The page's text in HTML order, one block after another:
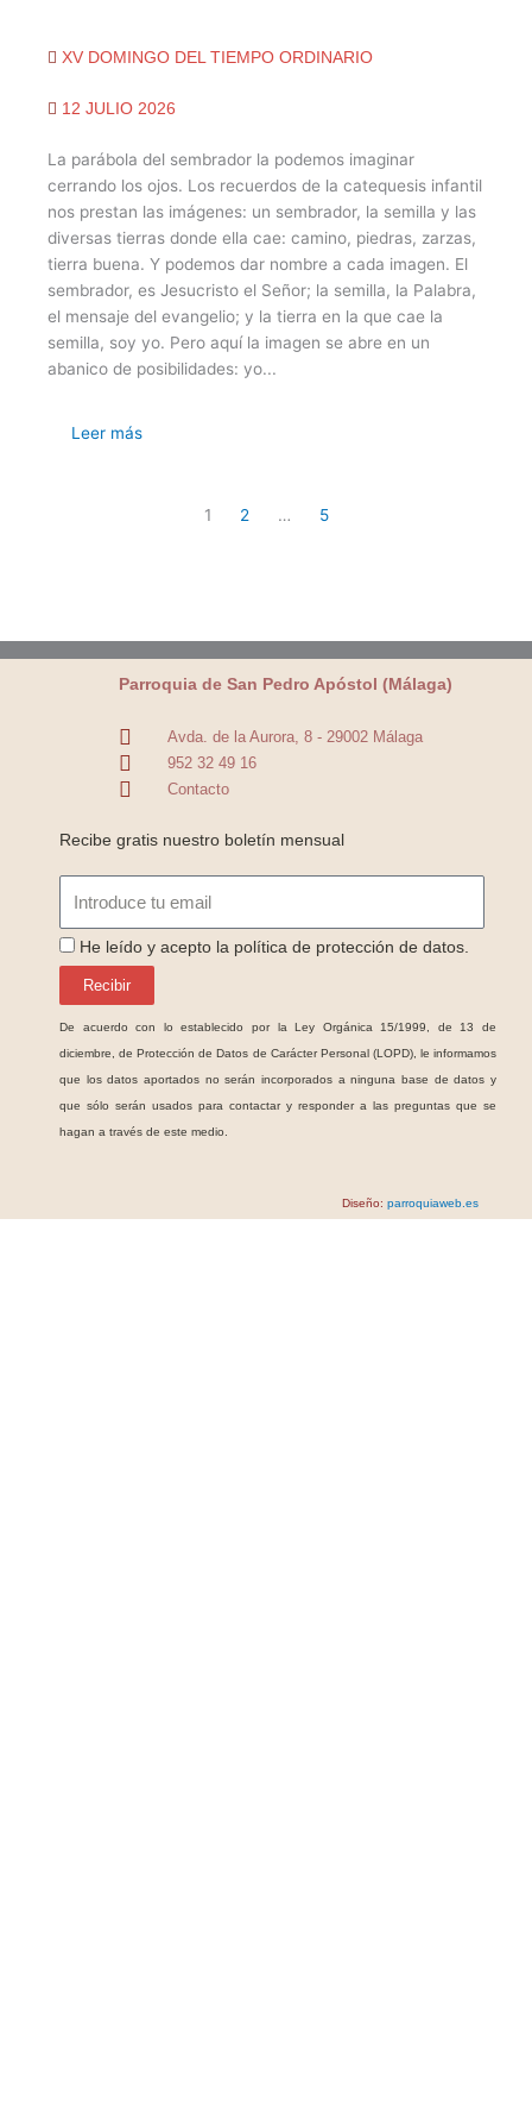
XV DOMINGO DEL TIEMPO ORDINARIO
12 JULIO 2026
La parábola del sembrador la podemos imaginar
cerrando los ojos. Los recuerdos de la catequesis infantil
nos prestan las imágenes: un sembrador, la semilla y las
diversas tierras donde ella cae: camino, piedras, zarzas,
tierra buena. Y podemos dar nombre a cada imagen. El
sembrador, es Jesucristo el Señor; la semilla, la Palabra,
el mensaje del evangelio; y la tierra en la que cae la
semilla, soy yo. Pero aquí la imagen se abre en un
abanico de posibilidades: yo...
Leer más
1 2 … 5
Parroquia de San Pedro Apóstol (Málaga)
Avda. de la Aurora, 8 - 29002 Málaga
952 32 49 16
Contacto
Recibe gratis nuestro boletín mensual
ProteccionDatos
He leído y acepto la política de protección de datos.
Recibir
De acuerdo con lo establecido por la Ley Orgánica 15/1999, de 13 de
diciembre, de Protección de Datos de Carácter Personal (LOPD), le informamos
que los datos aportados no serán incorporados a ninguna base de datos y
que sólo serán usados para contactar y responder a las preguntas que se
hagan a través de este medio.
Diseño: parroquiaweb.es